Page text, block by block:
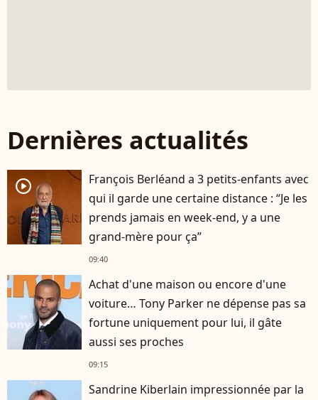
Dernières actualités
player2
François Berléand a 3 petits-enfants avec
qui il garde une certaine distance : “Je les
prends jamais en week-end, y a une
grand-mère pour ça”
09:40
Achat d'une maison ou encore d'une
voiture… Tony Parker ne dépense pas sa
fortune uniquement pour lui, il gâte
aussi ses proches
09:15
Sandrine Kiberlain impressionnée par la